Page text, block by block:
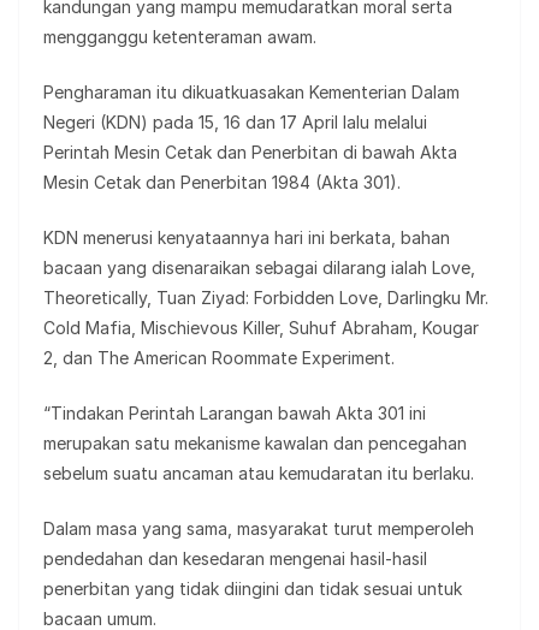
kandungan yang mampu memudaratkan moral serta
mengganggu ketenteraman awam.
Pengharaman itu dikuatkuasakan Kementerian Dalam
Negeri (KDN) pada 15, 16 dan 17 April lalu melalui
Perintah Mesin Cetak dan Penerbitan di bawah Akta
Mesin Cetak dan Penerbitan 1984 (Akta 301).
KDN menerusi kenyataannya hari ini berkata, bahan
bacaan yang disenaraikan sebagai dilarang ialah Love,
Theoretically, Tuan Ziyad: Forbidden Love, Darlingku Mr.
Cold Mafia, Mischievous Killer, Suhuf Abraham, Kougar
2, dan The American Roommate Experiment.
“Tindakan Perintah Larangan bawah Akta 301 ini
merupakan satu mekanisme kawalan dan pencegahan
sebelum suatu ancaman atau kemudaratan itu berlaku.
Dalam masa yang sama, masyarakat turut memperoleh
pendedahan dan kesedaran mengenai hasil-hasil
penerbitan yang tidak diingini dan tidak sesuai untuk
bacaan umum.